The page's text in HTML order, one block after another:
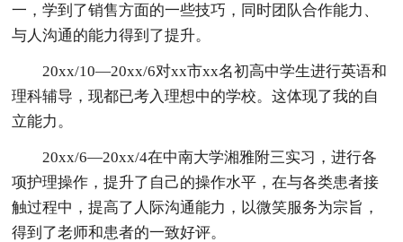
一，学到了销售方面的一些技巧，同时团队合作能力、
与人沟通的能力得到了提升。
20xx/10—20xx/6对xx市xx名初高中学生进行英语和
理科辅导，现都已考入理想中的学校。这体现了我的自
立能力。
20xx/6—20xx/4在中南大学湘雅附三实习，进行各
项护理操作，提升了自己的操作水平，在与各类患者接
触过程中，提高了人际沟通能力，以微笑服务为宗旨，
得到了老师和患者的一致好评。